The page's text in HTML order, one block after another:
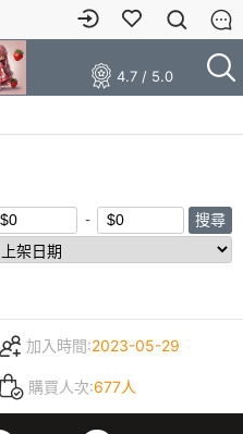
4.7 / 5.0
加入時間:2023-05-29
購買人次:677人